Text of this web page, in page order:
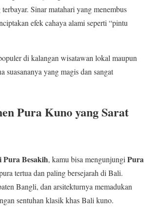
Sinar matahari yang menembus
efek cahaya alami seperti “pintu
di kalangan wisatawan lokal maupun
suasananya yang magis dan sangat
Pura Kuno yang Sarat
Pura Besakih, kamu bisa mengunjungi Pura
tertua dan paling bersejarah di Bali.
Bangli, dan arsitekturnya memadukan
sentuhan klasik khas Bali kuno.